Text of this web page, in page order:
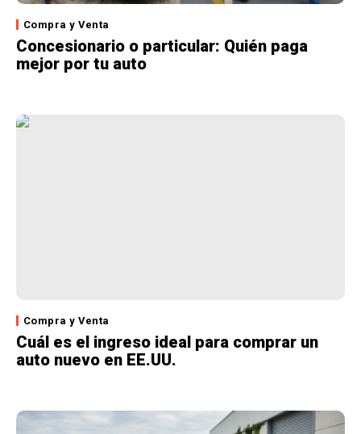
Compra y Venta
Concesionario o particular: Quién paga
mejor por tu auto
Compra y Venta
Cuál es el ingreso ideal para comprar un
auto nuevo en EE.UU.